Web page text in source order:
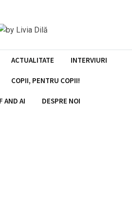
ACTUALITATE INTERVIURI
COPII, PENTRU COPII!
AND AI DESPRE NOI